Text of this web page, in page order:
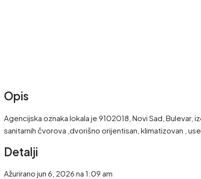
Opis
Agencijska oznaka lokala je 9102018, Novi Sad,
sanitarnih čvorova ,dvorišno orijentisan, klimatizovan ,
Detalji
Ažurirano jun 6, 2026 na 1:09 am